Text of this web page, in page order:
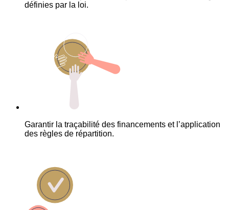
définies par la loi.
Garantir la traçabilité des financements et l’application
des règles de répartition.